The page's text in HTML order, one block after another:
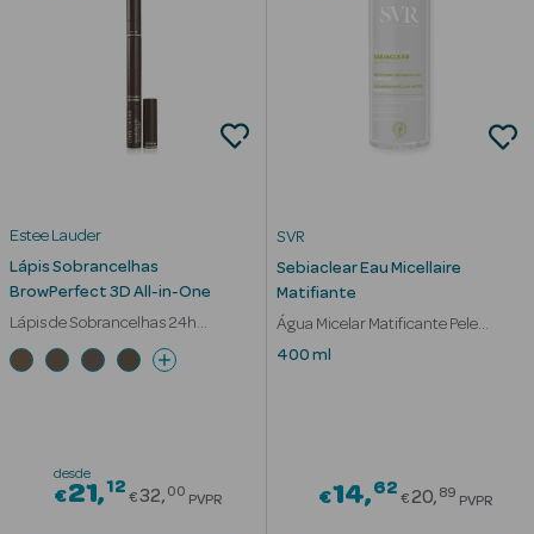
Vouchers
Oferta Estética
Estee Lauder
Lápis Sobrancelhas
BrowPerfect 3D All-in-One
Lápis de Sobrancelhas 24h
Waterproof
desde
€21 12Price reduced from
€32 00
PVPR
SVR
Sebiaclear Eau Micellaire
Matifiante
Água Micelar Matificante Pele
Sensível
400 ml
€14 62Price
€20 89
PVPR